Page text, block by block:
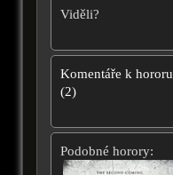
Viděli?
Komentáře k hororu
(2)
Podobné horory: